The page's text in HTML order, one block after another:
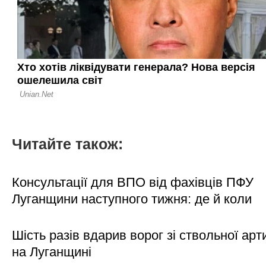
Читайте також:
Консультації для ВПО від фахівців ПФУ
Луганщини наступного тижня: де й коли
Шість разів вдарив ворог зі ствольної
на Луганщині